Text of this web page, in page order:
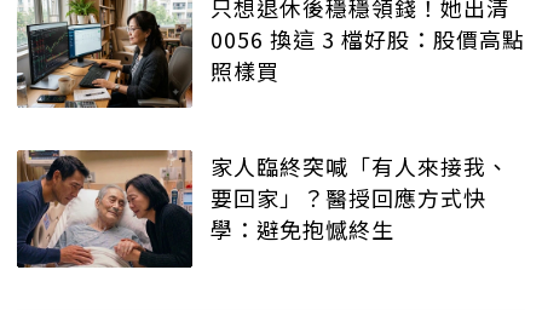
只想退休後穩穩領錢！她出清
0056 換這 3 檔好股：股價高點
照樣買
家人臨終突喊「有人來接我、
要回家」？醫授回應方式快
學：避免抱憾終生